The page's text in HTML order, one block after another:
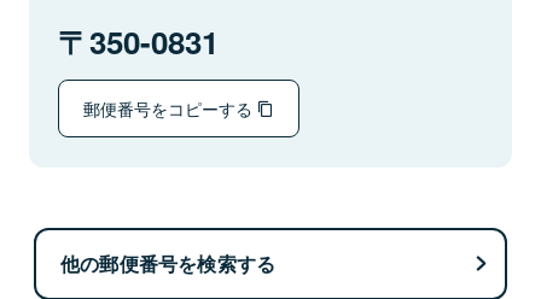
350-0831
郵便番号をコピーする
他の郵便番号を検索する